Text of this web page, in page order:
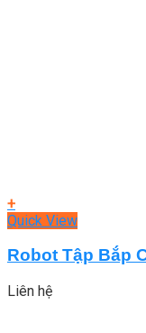
+
Quick View
Robot Tập Bắp
Liên hệ